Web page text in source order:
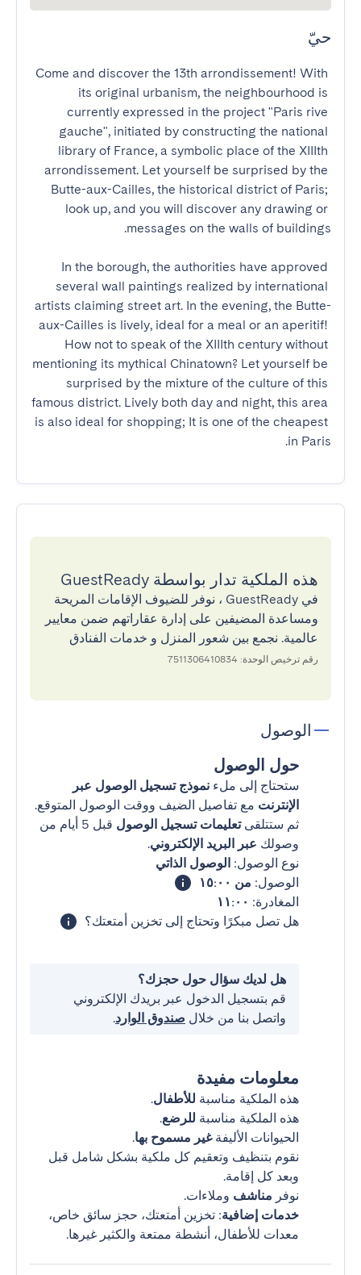
حيّ
Come and discover the 13th arrondissement! With
its original urbanism, the neighbourhood is
currently expressed in the project "Paris rive
gauche", initiated by constructing the national
library of France, a symbolic place of the XIIIth
arrondissement. Let yourself be surprised by the
Butte-aux-Cailles, the historical district of Paris;
look up, and you will discover any drawing or
In the borough, the authorities have approved
several wall paintings realized by international
artists claiming street art. In the evening, the Butte-
aux-Cailles is lively, ideal for a meal or an aperitif!
How not to speak of the XIIIth century without
mentioning its mythical Chinatown? Let yourself be
surprised by the mixture of the culture of this
famous district. Lively both day and night, this area
is also ideal for shopping; It is one of the cheapest
in Paris.
هذه الملكية تدار بواسطة GuestReady
في GuestReady ، نوفر للضيوف الإقامات المريحة
ومساعدة المضيفين على إدارة عقاراتهم ضمن معايير
عالمية. نجمع بين شعور المنزل و خدمات الفنادق
رقم ترخيص الوحدة: 7511306410834
الوصول
حول الوصول
ستحتاج إلى ملء نموذج تسجيل الوصول عبر
الإنترنت مع تفاصيل الضيف ووقت الوصول المتوقع.
ثم ستتلقىتعليمات تسجيل الوصول
قبل 5 أيام من
وصولك عبر البريد الإلكتروني.
نوع الوصول: الوصول الذاتي
الوصول: من ١٥:٠٠
المغادرة: ١١:٠٠
هل تصل مبكرًا وتحتاج إلى تخزين أمتعتك؟
هل لديك سؤال حول حجزك؟
قم بتسجيل الدخول عبر بريدك الإلكتروني
واتصل بنا من خلال صندوق الوارد.
معلومات مفيدة
هذه الملكية مناسبة للأطفال.
هذه الملكية مناسبة للرضع.
الحيوانات الأليفةغير مسموح بها.
نقوم بتنظيف وتعقيم كل ملكية بشكل شامل قبل
وبعد كل إقامة.
نوفر مناشف وملاءات.
خدمات إضافية: تخزين أمتعتك، حجز سائق خاص،
معدات للأطفال، أنشطة ممتعة والكثير غيرها.